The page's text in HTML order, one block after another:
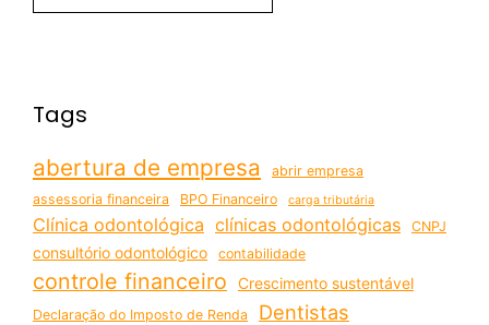
Tags
abertura de empresa
abrir empresa
assessoria financeira
BPO Financeiro carga tributária
Clínica odontológica clínicas odontológicas CNPJ
consultório odontológico contabilidade
controle financeiro Crescimento sustentável
Declaração do Imposto de Renda Dentistas